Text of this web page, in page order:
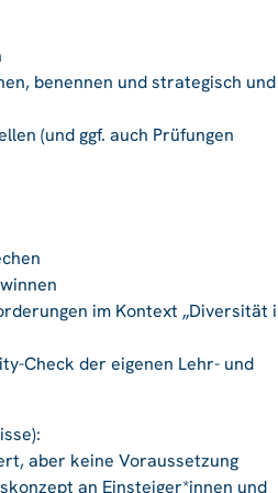
benennen und strategisch und
(und ggf. auch Prüfungen
im Kontext „Diversität
Check der eigenen Lehr- und
aber keine Voraussetzung
an Einsteiger*innen und